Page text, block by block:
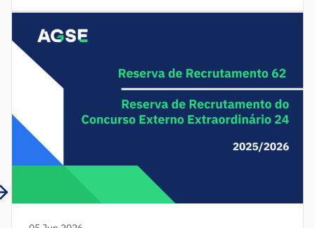
do Concurso Externo Extraordinário 2025/2026.
de terça-feira, dia 28 de abril, até às 23:59 horas
[…]